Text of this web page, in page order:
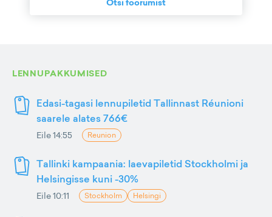
Otsi foorumist
LENNUPAKKUMISED
Edasi-tagasi lennupiletid Tallinnast Réunioni
saarele alates 766€
Eile 14:55 Reunion
Tallinki kampaania: laevapiletid Stockholmi ja
Helsingisse kuni -30%
Eile 10:11 Stockholm Helsingi